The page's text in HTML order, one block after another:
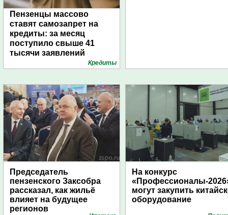
Пензенцы массово
ставят самозапрет на
кредиты: за месяц
поступило свыше 41
тысячи заявлений
Кредиты
Председатель
пензенского Заксобра
рассказал, как жильё
влияет на будущее
регионов
На конкурс
«Профессионалы-
могут закупить
оборудование